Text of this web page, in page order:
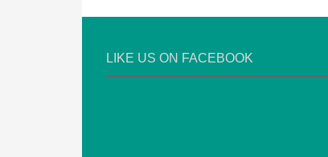
LIKE US ON FACEBOOK